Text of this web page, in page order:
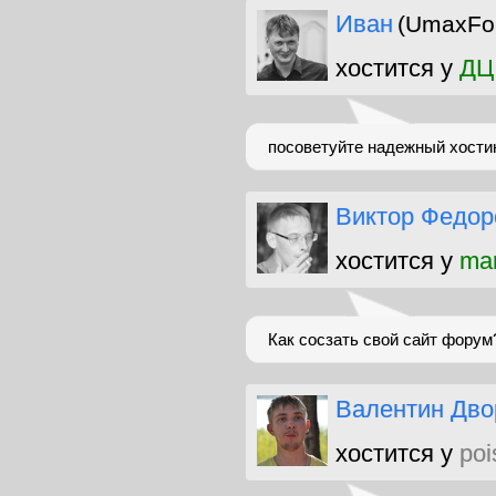
Иван
хостится у ДЦ
посоветуйте надежный
Виктор
хостится у
Как сосзать свой сайт
Валентин
хостится у